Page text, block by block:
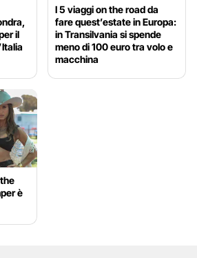
il
I 5 viaggi on the road da
fare quest’estate in Europa:
in Transilvania si spende
meno di 100 euro tra volo e
macchina
è